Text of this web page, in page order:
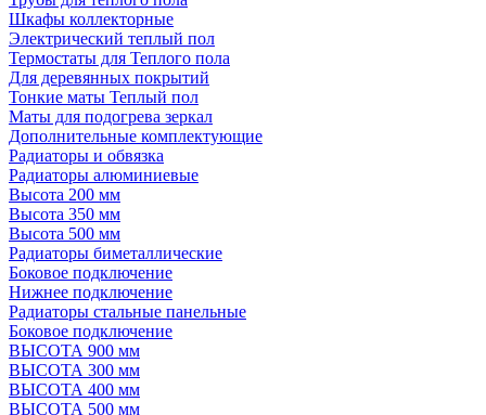
Шкафы коллекторные
Электрический теплый пол
Термостаты для Теплого пола
Для деревянных покрытий
Тонкие маты Теплый пол
Маты для подогрева зеркал
Дополнительные комплектующие
Радиаторы и обвязка
Радиаторы алюминиевые
Высота 200 мм
Высота 350 мм
Высота 500 мм
Радиаторы биметаллические
Боковое подключение
Нижнее подключение
Радиаторы стальные панельные
Боковое подключение
ВЫСОТА 900 мм
ВЫСОТА 300 мм
ВЫСОТА 400 мм
ВЫСОТА 500 мм